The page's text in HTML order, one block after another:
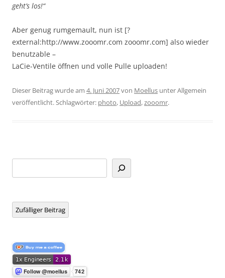
geht’s los!“
Aber genug rumgemault, nun ist [?
external:http://www.zooomr.com zooomr.com] also wieder
benutzable –
LaCie-Ventile öffnen und volle Pulle uploaden!
Dieser Beitrag wurde am 4. Juni 2007von Moellus unter Allgemein
veröffentlicht. Schlagwörter: photo, Upload,zooomr.
Zufälliger Beitrag